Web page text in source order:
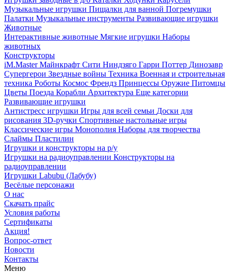
Музыкальные игрушки Пищалки для ванной Погремушки
Палатки Музыкальные инструменты Развивающие игрушки
Животные
Интерактивные животные Мягкие игрушки Наборы
животных
Конструкторы
iM.Master Майнкрафт Сити Ниндзяго Гарри Поттер Динозавр
Супергерои Звездные войны Техника Военная и строительная
техника Роботы Космос Френдз Принцессы Оружие Питомцы
Цветы Поезда Корабли Архитектура Еще категории
Развивающие игрушки
Антистресс игрушки Игры для всей семьи Доски для
рисования 3D-ручки Спортивные настольные игры
Классические игры Монополия Наборы для творчества
Слаймы Пластилин
Игрушки и конструкторы на р/у
Игрушки на радиоуправлении Конструкторы на
радиоуправлении
Игрушки Labubu (Лабубу)
Весёлые персонажи
О нас
Скачать прайс
Условия работы
Сертификаты
Акция!
Вопрос-ответ
Новости
Контакты
Меню